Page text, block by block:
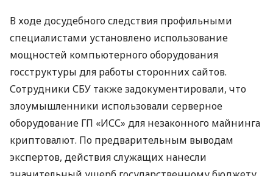
В ходе досудебного следствия профильными
специалистами установлено использование
мощностей компьютерного оборудования
госструктуры для работы сторонних сайтов.
Сотрудники СБУ также задокументировали, что
злоумышленники использовали серверное
оборудование ГП «ИСС» для незаконного майнинга
криптовалют. По предварительным выводам
экспертов, действия служащих нанесли